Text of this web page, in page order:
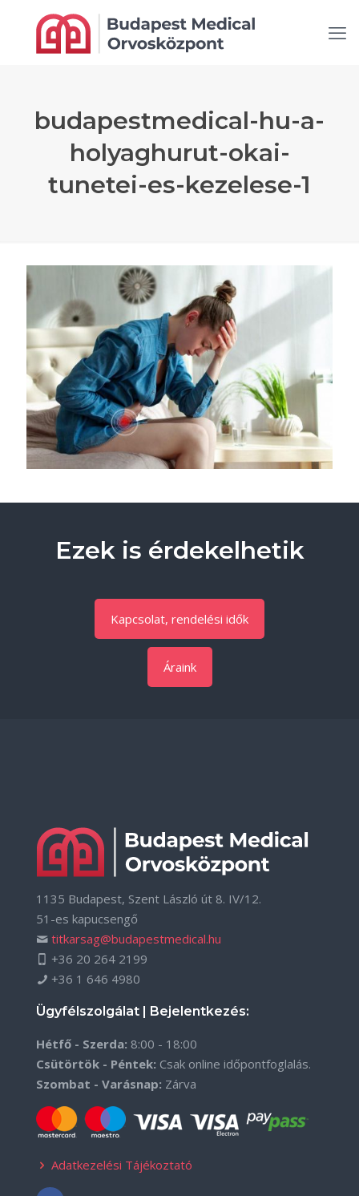
budapestmedical-hu-a-
holyaghurut-okai-
tunetei-es-kezelese-1
Ezek is érdekelhetik
Kapcsolat, rendelési idők
Áraink
1135 Budapest, Szent László út 8. IV/12.
51-es kapucsengő
titkarsag@budapestmedical.hu
+36 20 264 2199
+36 1 646 4980
Ügyfélszolgálat | Bejelentkezés:
Hétfő - Szerda: 8:00 - 18:00
Csütörtök - Péntek: Csak online időpontfoglalás.
Szombat - Varásnap: Zárva
Adatkezelési Tájékoztató